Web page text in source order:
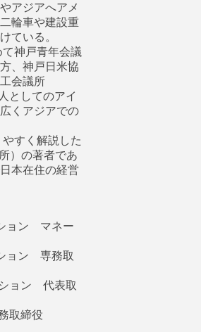
アジアへアメ
輪車や建設重
ている。
神戸青年会議
、神戸日米協
会議所
としてのアイ
くアジアでの
すく解説した
）の著者であ
本在住の経営
ョン マネー
ョン 専務取
ョン 代表取
取締役